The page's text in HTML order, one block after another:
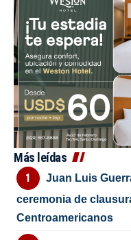
Más leídas
Juan Luis
ceremonia de
Centroamericanos